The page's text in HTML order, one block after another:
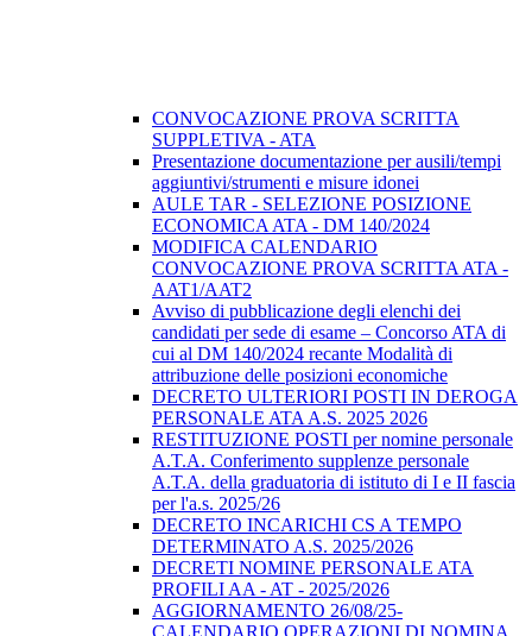
CONVOCAZIONE PROVA SCRITTA
SUPPLETIVA - ATA
Presentazione documentazione per ausili/tempi
aggiuntivi/strumenti e misure idonei
AULE TAR - SELEZIONE POSIZIONE
ECONOMICA ATA - DM 140/2024
MODIFICA CALENDARIO
CONVOCAZIONE PROVA SCRITTA ATA -
AAT1/AAT2
Avviso di pubblicazione degli elenchi dei
candidati per sede di esame – Concorso ATA di
cui al DM 140/2024 recante Modalità di
attribuzione delle posizioni economiche
DECRETO ULTERIORI POSTI IN DEROGA
PERSONALE ATA A.S. 2025 2026
RESTITUZIONE POSTI per nomine personale
A.T.A. Conferimento supplenze personale
A.T.A. della graduatoria di istituto di I e II fascia
per l'a.s. 2025/26
DECRETO INCARICHI CS A TEMPO
DETERMINATO A.S. 2025/2026
DECRETI NOMINE PERSONALE ATA
PROFILI AA - AT - 2025/2026
AGGIORNAMENTO 26/08/25-